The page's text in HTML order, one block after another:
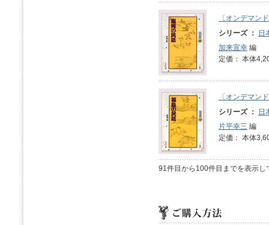
〔オンデマン
シリーズ ：
日
加来宣幸 編
定価： 本体
〔オンデマン
シリーズ ：
日
片平幸三 編
定価： 本体
91件目から100件目までを表示し